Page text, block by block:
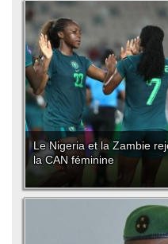
Le Nigeria et la Zambie
la CAN féminine